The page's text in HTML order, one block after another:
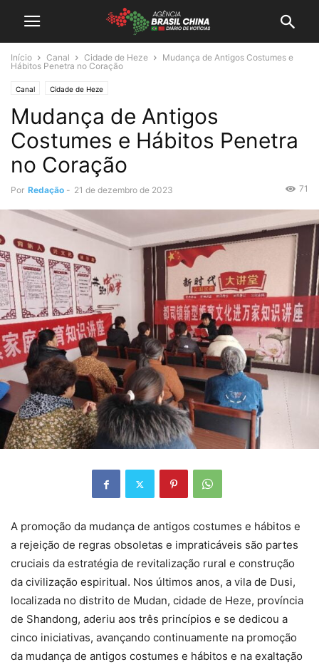
Início Canal Cidade de Heze
Mudança de Antigos Costumes e
Hábitos Penetra no Coração
Canal Cidade de Heze
Mudança de Antigos
Costumes e Hábitos Penetra
no Coração
Por Redação - 21 de dezembro de 2023 71
A promoção da mudança de antigos costumes e hábitos e
a rejeição de regras obsoletas e impraticáveis são partes
cruciais da estratégia de revitalização rural e construção
da civilização espiritual. Nos últimos anos, a vila de Dusi,
localizada no distrito de Mudan, cidade de Heze, província
de Shandong, aderiu aos três princípios e se dedicou a
cinco iniciativas, avançando continuamente na promoção
da mudança de antigos costumes e hábitos e na exaltação